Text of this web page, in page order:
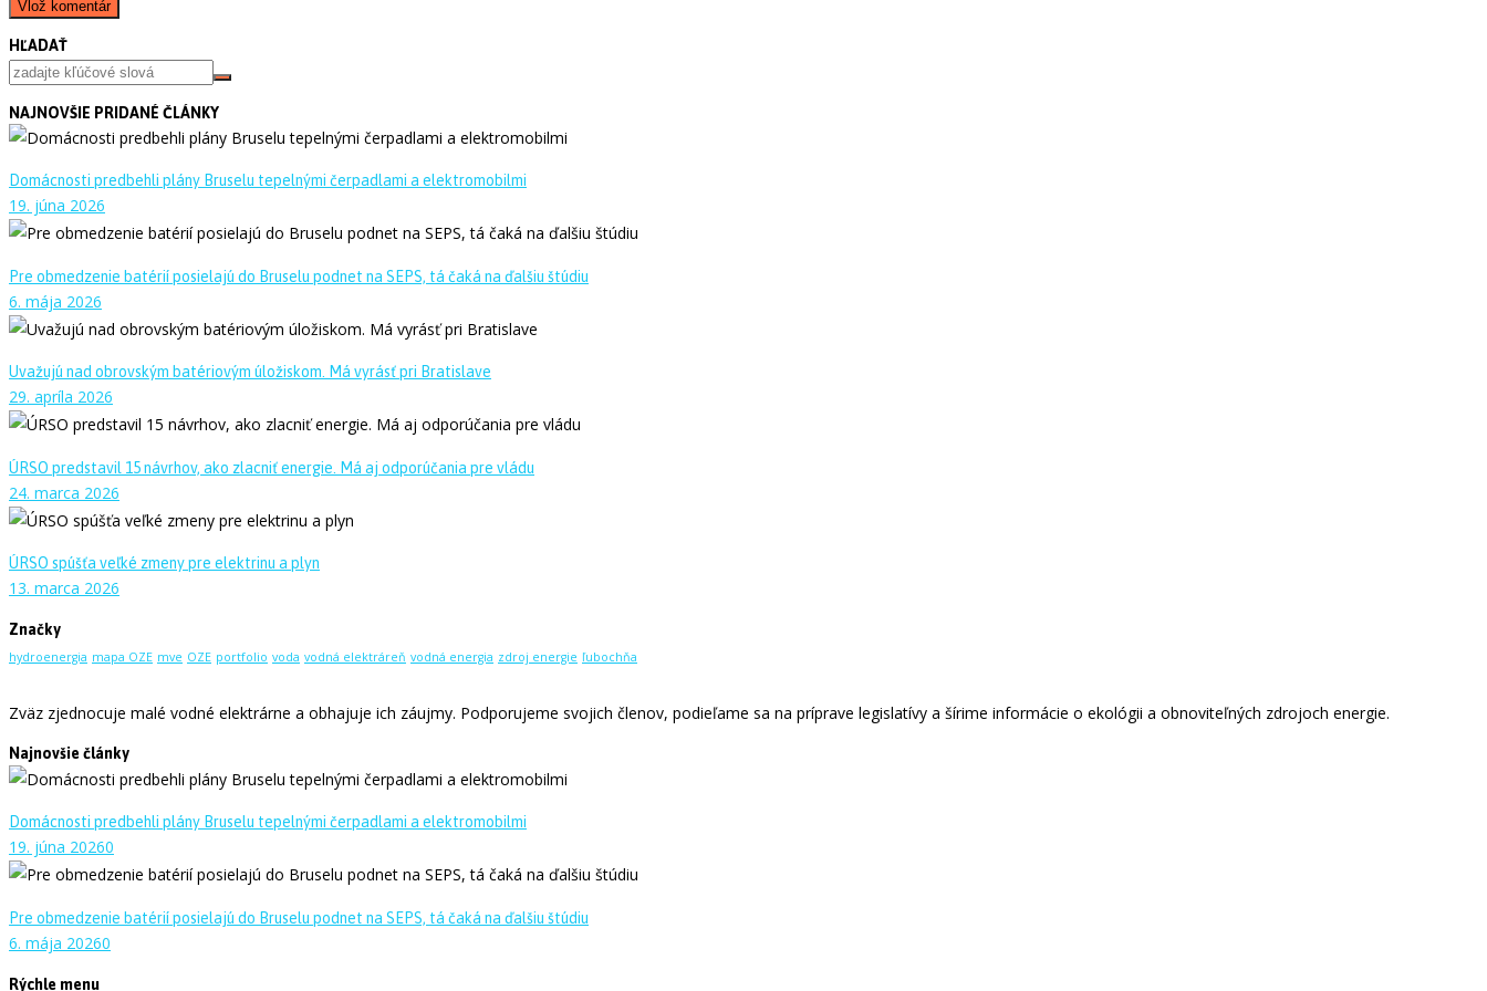
HĽADAŤ
NAJNOVŠIE PRIDANÉ ČLÁNKY
Domácnosti predbehli plány Bruselu tepelnými čerpadlami a elektromobilmi
19. júna 2026
Pre obmedzenie batérií posielajú do Bruselu podnet na SEPS, tá čaká na ďalšiu štúdiu
6. mája 2026
Uvažujú nad obrovským batériovým úložiskom. Má vyrásť pri Bratislave
29. apríla 2026
ÚRSO predstavil 15 návrhov, ako zlacniť energie. Má aj odporúčania pre vládu
24. marca 2026
ÚRSO spúšťa veľké zmeny pre elektrinu a plyn
13. marca 2026
Značky
hydroenergia mapa OZE mve OZE portfolio voda vodná elektráreň vodná energia zdroj energie ľubochňa
Zväz zjednocuje malé vodné elektrárne a obhajuje ich záujmy. Podporujeme svojich členov, podieľame sa na príprave legislatívy a šírime informácie o ekológii a obnoviteľných zdrojoch energie.
Najnovšie články
Domácnosti predbehli plány Bruselu tepelnými čerpadlami a elektromobilmi
19. júna 20260
Pre obmedzenie batérií posielajú do Bruselu podnet na SEPS, tá čaká na ďalšiu štúdiu
6. mája 20260
Rýchle menu